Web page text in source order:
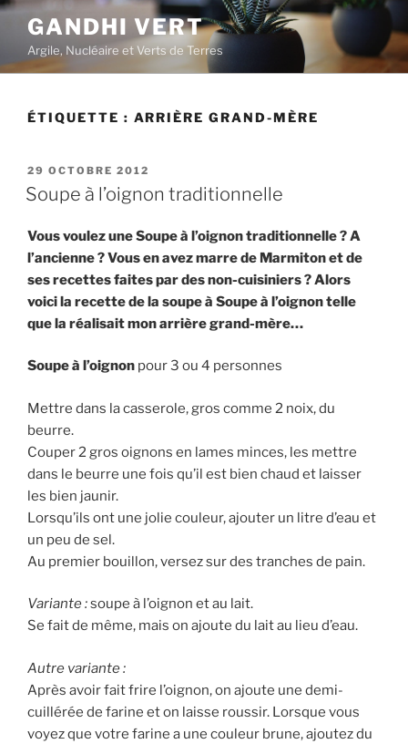
Aller
contenu
principal
GANDHI VERT
Argile, Nucléaire et Verts de Terres
ÉTIQUETTE : ARRIÈRE GRAND-MÈRE
PUBLIÉ
LE
29 OCTOBRE 2012
Soupe à l’oignon traditionnelle
Vous voulez une Soupe à l’oignon traditionnelle ? A
l’ancienne ? Vous en avez marre de Marmiton et de
ses recettes faites par des non-cuisiniers ? Alors
voici la recette de la soupe à Soupe à l’oignon telle
que la réalisait mon arrière grand-mère…
Soupe à l’oignon pour 3 ou 4 personnes
Mettre dans la casserole, gros comme 2 noix, du
beurre.
Couper 2 gros oignons en lames minces, les mettre
dans le beurre une fois qu’il est bien chaud et laisser
les bien jaunir.
Lorsqu’ils ont une jolie couleur, ajouter un litre d’eau et
un peu de sel.
Au premier bouillon, versez sur des tranches de pain.
Variante :soupe à l’oignon et au lait.
Se fait de même, mais on ajoute du lait au lieu d’eau.
Autre variante :
Après avoir fait frire l’oignon, on ajoute une demi-
cuillérée de farine et on laisse roussir. Lorsque vous
voyez que votre farine a une couleur brune, ajoutez du